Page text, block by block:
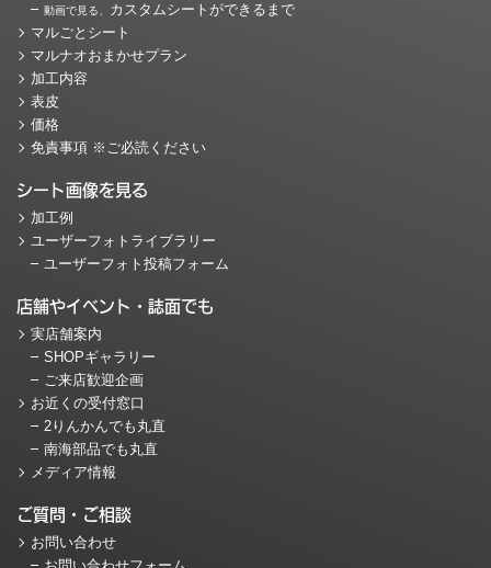
動画で見る、 カスタムシートができるまで
マルごとシート
マルナオおまかせプラン
加工内容
表皮
価格
免責事項 ※ご必読ください
シート画像を見る
加工例
ユーザーフォトライブラリー
ユーザーフォト投稿フォーム
店舗やイベント・誌面でも
実店舗案内
SHOPギャラリー
ご来店歓迎企画
お近くの受付窓口
2りんかんでも丸直
南海部品でも丸直
メディア情報
ご質問・ご相談
お問い合わせ